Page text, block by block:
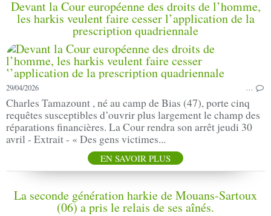
Devant la Cour européenne des droits de l’homme,
les harkis veulent faire cesser l’application de la
prescription quadriennale
29/04/2026 …
Charles Tamazount , né au camp de Bias (47), porte cinq
requêtes susceptibles d’ouvrir plus largement le champ des
réparations financières. La Cour rendra son arrêt jeudi 30
avril - Extrait - « Des gens victimes...
EN SAVOIR PLUS
La seconde génération harkie de Mouans-Sartoux
(06) a pris le relais de ses aînés.